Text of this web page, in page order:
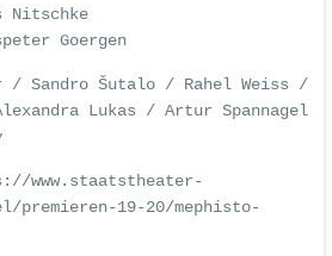
Nitschke
Goergen
/ Sandro Šutalo / Rahel Weiss /
Lukas / Artur Spannagel
www.staatstheater-
premieren-19-20/mephisto-